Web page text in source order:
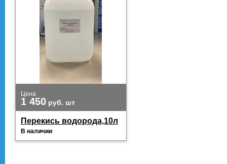
Цена
1 450 руб. шт
Перекись водорода,10л
В наличии